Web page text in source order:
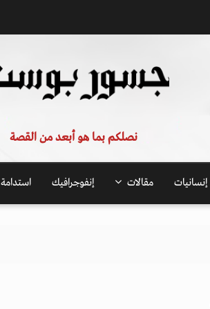
نصلكم بما هو أبعد من القصة
إنسانيات مقالات إنفوجرافيك استدامة